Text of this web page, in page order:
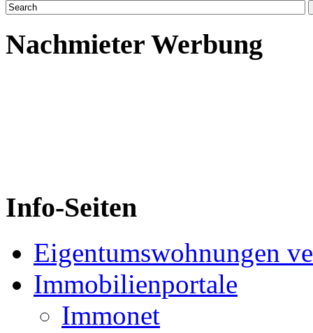
Nachmieter Werbung
Info-Seiten
Eigentumswohnungen
Immobilienportale
Immonet